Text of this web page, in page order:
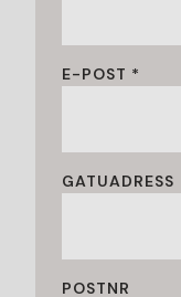
E-POST *
GATUADRESS
POSTNR